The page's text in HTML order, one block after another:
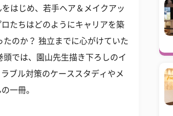
はじめ、若手ヘア＆メイクアッ
たちはどのようにキャリアを築
のか？ 独立までに心がけていた
では、園山先生描き下ろしのイ
ブル対策のケーススタディやメ
一冊。